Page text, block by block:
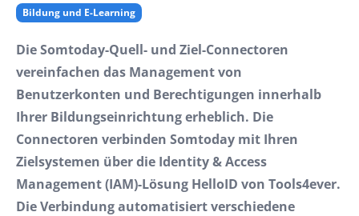
Bildung und E-Learning
Die Somtoday-Quell- und Ziel-Connectoren
vereinfachen das Management von
Benutzerkonten und Berechtigungen innerhalb
Ihrer Bildungseinrichtung erheblich. Die
Connectoren verbinden Somtoday mit Ihren
Zielsystemen über die Identity & Access
Management (IAM)-Lösung HelloID von Tools4ever.
Die Verbindung automatisiert verschiedene